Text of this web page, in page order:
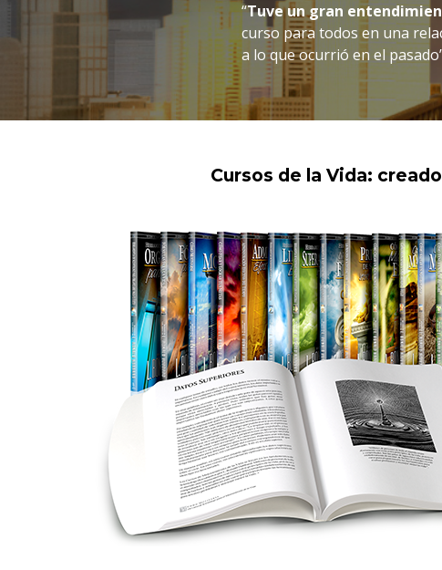
“Tuve un gran
curso para todos en una
a lo que ocurrió en el
Cursos de la Vida: